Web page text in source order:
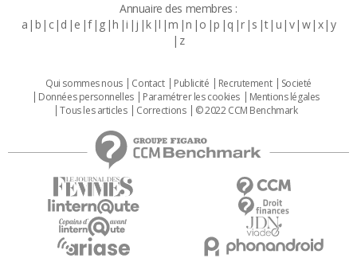
Annuaire des membres :
a b c d e f g h i j k l m n o p q r s t u v w x y
z
Qui sommes nous Contact Publicité Recrutement
Societé
Données personnelles
Paramétrer les cookies
Mentions légales
Tous les articles
Corrections © 2022 CCM Benchmark